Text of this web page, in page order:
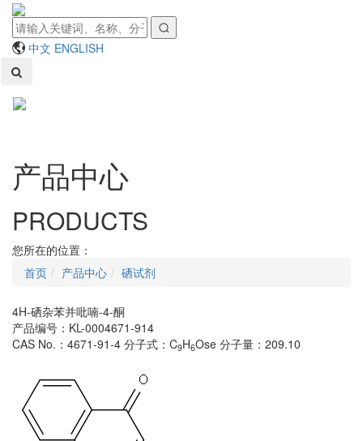
中文 ENGLISH
产品中心
PRODUCTS
您所在的位置：
首页
产品中心 硒试剂
4H-硒杂苯并吡喃-4-酮
产品编号：KL-0004671-914
CAS No.：4671-91-4 分子式：C9H6Ose 分子量：209.10